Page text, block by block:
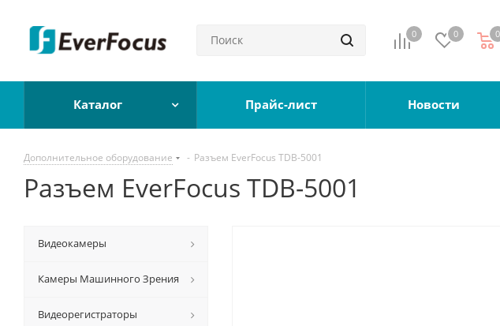
0 0 0
Каталог Прайс-лист Новости
Дополнительное оборудование - Разъем EverFocus TDB-5001
Разъем EverFocus TDB-5001
Видеокамеры
Камеры Машинного Зрения
Видеорегистраторы